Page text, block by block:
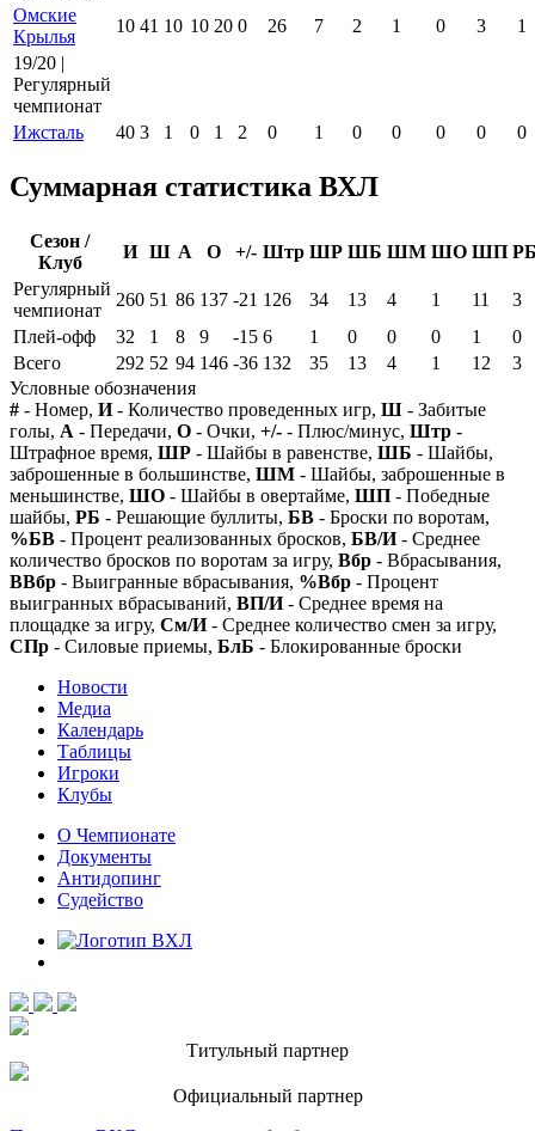
Омские
Крылья
10 41 10 10 20 0 26 7 2 1 0 3
1
19/20 |
Регулярный
чемпионат
Ижсталь
40 3 1 0 1 2 0 1 0 0 0 0 0
Суммарная статистика ВХЛ
Сезон /
Клуб
И Ш А О +/- Штр ШР ШБ ШМ ШО ШП
Регулярный
чемпионат
260 51 86 137 -21 126 34 13 4 1 11
3
Плей-офф
32 1 8 9 -15 6 1 0 0 0 1
0
Всего
292 52 94 146 -36 132 35 13 4 1 12
3
Условные обозначения
# - Номер, И- Количество проведенных игр, Ш - Забитые
голы, А - Передачи, О - Очки, +/- - Плюс/минус, Штр -
Штрафное время, ШР - Шайбы в равенстве, ШБ - Шайбы,
заброшенные в большинстве, ШМ - Шайбы, заброшенные в
меньшинстве, ШО - Шайбы в овертайме, ШП - Победные
шайбы, РБ - Решающие буллиты, БВ - Броски по воротам,
%БВ - Процент реализованных бросков, БВ/И- Среднее
количество бросков по воротам за игру, Вбр - Вбрасывания,
ВВбр - Выигранные вбрасывания, %Вбр - Процент
выигранных вбрасываний, ВП/И- Среднее время на
площадке за игру, См/И- Среднее количество смен за игру,
СПр - Силовые приемы, БлБ - Блокированные броски
Новости
Медиа
Календарь
Таблицы
Игроки
Клубы
О Чемпионате
Документы
Антидопинг
Судейство
Титульный партнер
Официальный партнер